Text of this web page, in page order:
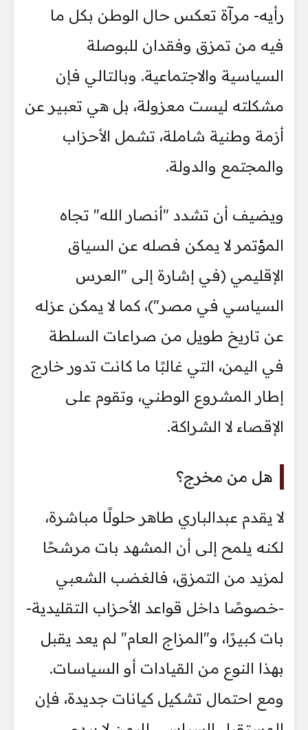
رأيه- مرآة تعكس حال الوطن بكل ما
فيه من تمزق وفقدان للبوصلة
السياسية والاجتماعية. وبالتالي فإن
مشكلته ليست معزولة، بل هي تعبير عن
أزمة وطنية شاملة، تشمل الأحزاب
والمجتمع والدولة.
ويضيف أن تشدد "أنصار الله" تجاه
المؤتمر لا يمكن فصله عن السياق
الإقليمي (في إشارة إلى "العرس
السياسي في مصر")، كما لا يمكن عزله
عن تاريخ طويل من صراعات السلطة
في اليمن، التي غالبًا ما كانت تدور خارج
إطار المشروع الوطني، وتقوم على
الإقصاء لا الشراكة.
هل من مخرج؟
لا يقدم عبدالباري طاهر حلولًا مباشرة،
لكنه يلمح إلى أن المشهد بات مرشحًا
لمزيد من التمزق، فالغضب الشعبي
-خصوصًا داخل قواعد الأحزاب التقليدية-
بات كبيرًا، و"المزاج العام" لم يعد يقبل
بهذا النوع من القيادات أو السياسات.
ومع احتمال تشكيل كيانات جديدة، فإن